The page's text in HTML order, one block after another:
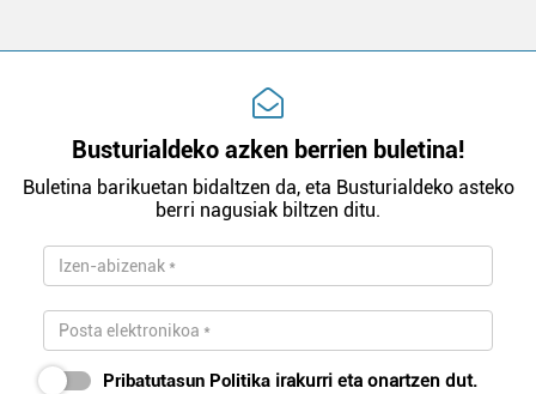
Busturialdeko azken berrien buletina!
Buletina barikuetan bidaltzen da, eta Busturialdeko asteko
berri nagusiak biltzen ditu.
Pribatutasun Politika irakurri eta onartzen dut.